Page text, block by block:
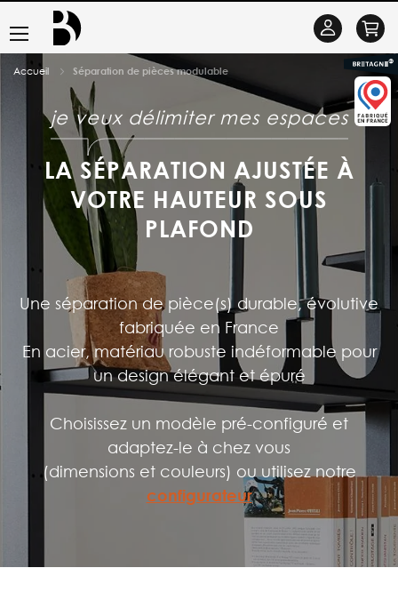
Basculer
la
navigation
Se
connecter
Accueil Séparation de pièces modulable
LA SÉPARATION AJUSTÉE À
VOTRE HAUTEUR SOUS
PLAFOND
je veux délimiter mes espaces
Une séparation de pièce(s) durable, évolutive
fabriquée en France
En acier, matériau robuste indéformable pour
un design élégant et épuré
Choisissez un modèle pré-configuré et
adaptez-le à chez vous
(dimensions et couleurs) ou utilisez notre
configurateur